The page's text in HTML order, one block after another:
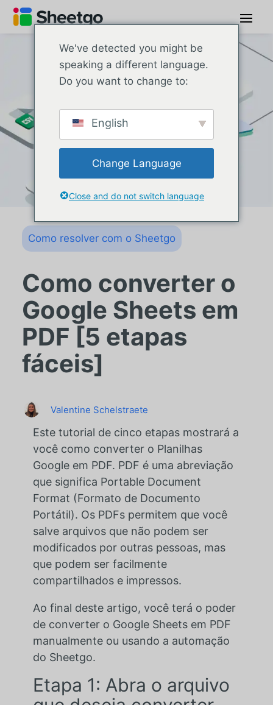
Como resolver com o Sheetgo
Como converter o
Google Sheets em
PDF [5 etapas
fáceis]
Valentine Schelstraete
Este tutorial de cinco etapas mostrará a
você como converter o Planilhas
Google em PDF. PDF é uma abreviação
que significa Portable Document
Format (Formato de Documento
Portátil). Os PDFs permitem que você
salve arquivos que não podem ser
modificados por outras pessoas, mas
que podem ser facilmente
compartilhados e impressos.
Ao final deste artigo, você terá o poder
de converter o Google Sheets em PDF
manualmente ou usando a automação
do Sheetgo.
Etapa 1: Abra o arquivo
We've detected you might be
speaking a different language.
Do you want to change to:
English
Change Language
Close and do not switch language